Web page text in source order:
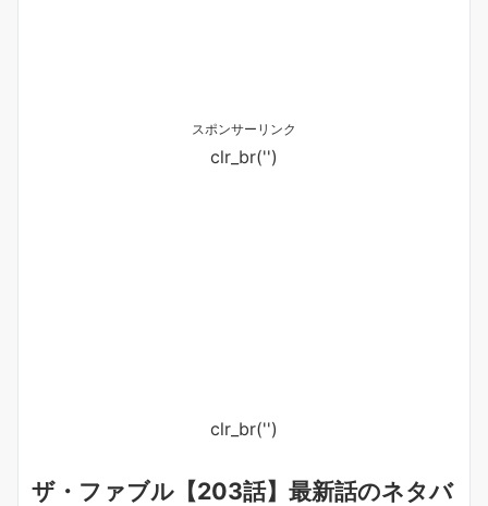
スポンサーリンク
clr_br('')
clr_br('')
ザ・ファブル【203話】最新話のネタバ